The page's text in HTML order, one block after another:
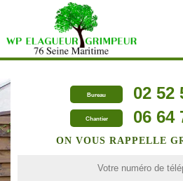
Bureau 02 52
Chantier 06 64
ON VOUS RAPPELLE